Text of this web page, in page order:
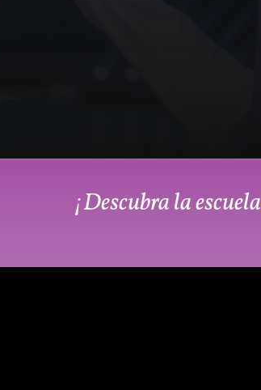
¡Descubra la escuela